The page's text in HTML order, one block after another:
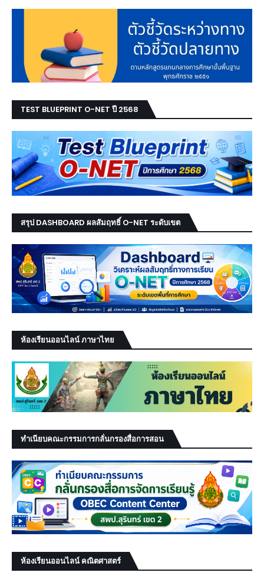
TEST BLUEPRINT O-NET ปี 2568
สรุป DASHBOARD ผลสัมฤทธิ์ O-NET ระดับเขต
ห้องเรียนออนไลน์ ภาษาไทย
ทำเนียบคณะกรรมการกลั่นกรองสื่อการสอน
ห้องเรียนออนไลน์ คณิตศาสตร์